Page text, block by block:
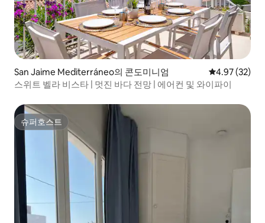
San Jaime Mediterráneo의 콘도미니엄 평점 4.97점(5
4.97 (32)
스위트 벨라 비스타 | 멋진 바다 전망 | 에어컨 및 와이파이
슈퍼호스트
슈퍼호스트